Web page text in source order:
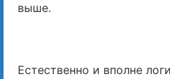
выше.
Естественно и вполне